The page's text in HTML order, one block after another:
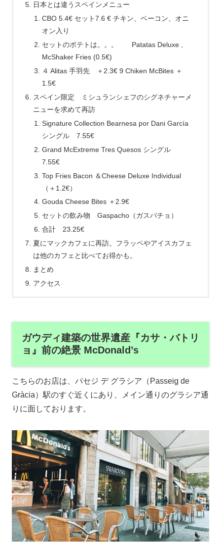
日本とは違うスペインメニュー
CBO 5.4€ セット7.6 € チキン、ベーコン、オニ
オン入り
セットのポテトは。。。 Patatas Deluxe ,
McShaker Fries (0.5€)
４ Alitas 手羽先 ＋2.3€ 9 Chiken McBites ＋
1.5€
スペイン限定 ミシュランシェフのシグネチャーメ
ニューを求めて再訪
Signature Collection Bearnesa por Dani García
シングル 7.55€
Grand McExtreme Tres Quesos シングル
7.55€
Top Fries Bacon ＆Cheese Deluxe Individual
（＋1.2€）
Gouda Cheese Bites ＋2.9€
セットの飲み物 Gaspacho（ガスパチョ）
合計 23.25€
夏にマックカフェに再訪。フラッペやアイスカフェ
は他のカフェと比べてお得かも。
まとめ
アクセス
ガウディ建築の世界遺産『カサ・バトリ
ョ』前の絶景 McDonald’s
こちらのお店は、パセジ デ グラシア（Passeig de
Gràcia）駅のすぐ近くにあり、メイン通りのグラシア通
りに面しております。